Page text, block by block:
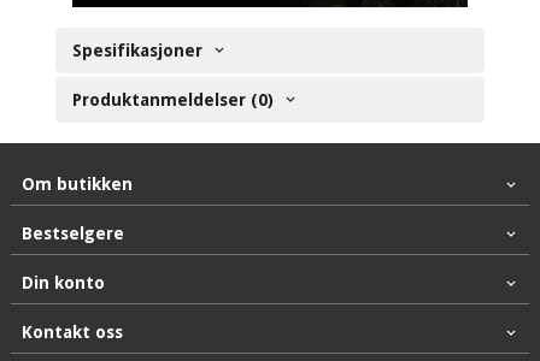
Spesifikasjoner
Produktanmeldelser (0)
Om butikken
Bestselgere
Din konto
Kontakt oss